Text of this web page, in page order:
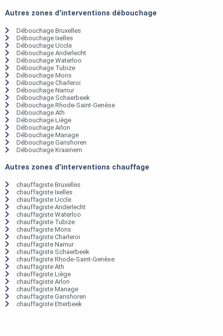
Autres zones d'interventions débouchage
Débouchage Bruxelles
Débouchage Ixelles
Débouchage Uccle
Débouchage Anderlecht
Débouchage Waterloo
Débouchage Tubize
Débouchage Mons
Débouchage Charleroi
Débouchage Namur
Débouchage Schaerbeek
Débouchage Rhode-Saint-Genèse
Débouchage Ath
Débouchage Liège
Débouchage Arlon
Débouchage Manage
Débouchage Ganshoren
Débouchage Kraainem
Autres zones d'interventions chauffage
chauffagiste Bruxelles
chauffagiste Ixelles
chauffagiste Uccle
chauffagiste Anderlecht
chauffagiste Waterloo
chauffagiste Tubize
chauffagiste Mons
chauffagiste Charleroi
chauffagiste Namur
chauffagiste Schaerbeek
chauffagiste Rhode-Saint-Genèse
chauffagiste Ath
chauffagiste Liège
chauffagiste Arlon
chauffagiste Manage
chauffagiste Ganshoren
chauffagiste Etterbeek